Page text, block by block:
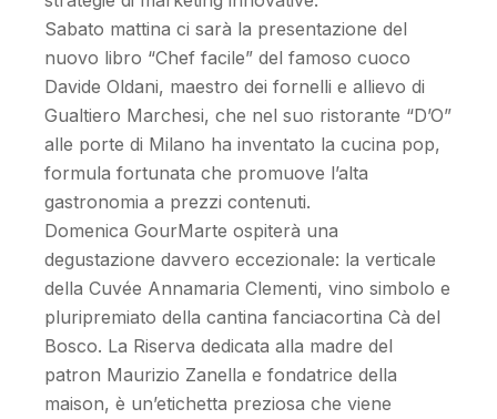
Sabato mattina ci sarà la presentazione del
nuovo libro “Chef facile” del famoso cuoco
Davide Oldani, maestro dei fornelli e allievo di
Gualtiero Marchesi, che nel suo ristorante “D’O”
alle porte di Milano ha inventato la cucina pop,
formula fortunata che promuove l’alta
gastronomia a prezzi contenuti.
Domenica GourMarte ospiterà una
degustazione davvero eccezionale: la verticale
della Cuvée Annamaria Clementi, vino simbolo e
pluripremiato della cantina fanciacortina Cà del
Bosco. La Riserva dedicata alla madre del
patron Maurizio Zanella e fondatrice della
maison, è un’etichetta preziosa che viene